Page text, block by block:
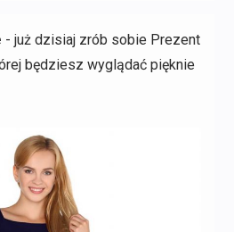
- już dzisiaj zrób sobie Prezent
będziesz wyglądać pięknie